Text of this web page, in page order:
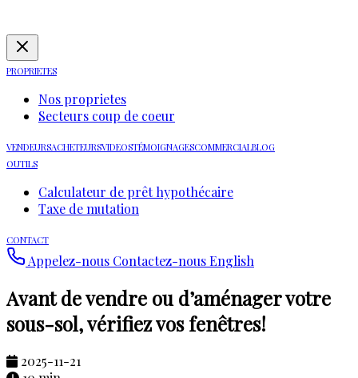
PROPRIETES
Nos proprietes
Secteurs coup de coeur
VENDEURSACHETEURSVIDEOSTÉMOIGNAGESCOMMERCIALBLOG
OUTILS
Calculateur de prêt hypothécaire
Taxe de mutation
CONTACT
Appelez-nous Contactez-nousEnglish
Avant de vendre ou d’aménager votre
sous-sol, vérifiez vos fenêtres!
2025-11-21